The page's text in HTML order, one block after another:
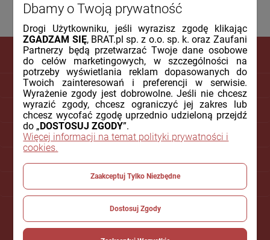
DLA KLIENTA
PŁATNOŚCI I DOSTAWA
INFORMACJE
POMOC
Dbamy o Twoją prywatność
Drogi Użytkowniku, jeśli wyrazisz zgodę klikając
ZGADZAM SIĘ, BRAT.pl sp. z o.o. sp. k. oraz Zaufani
Partnerzy będą przetwarzać Twoje dane osobowe
do celów marketingowych, w szczególności na
potrzeby wyświetlania reklam dopasowanych do
Twoich zainteresowań i preferencji w serwisie.
Wyrażenie zgody jest dobrowolne. Jeśli nie chcesz
wyrazić zgody, chcesz ograniczyć jej zakres lub
chcesz wycofać zgodę uprzednio udzieloną przejdź
do „ DOSTOSUJ ZGODY”.
Więcej informacji na temat polityki prywatności i
cookies.
Zaakceptuj Tylko Niezbędne
Dostosuj Zgody